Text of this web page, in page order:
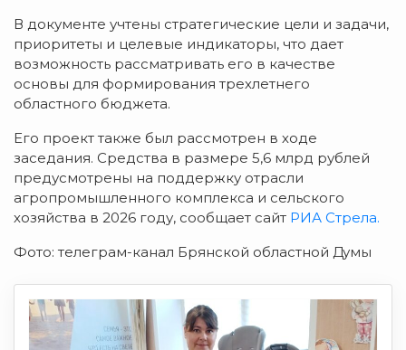
В документе учтены стратегические цели и задачи,
приоритеты и целевые индикаторы, что дает
возможность рассматривать его в качестве
основы для формирования трехлетнего
областного бюджета.
Его проект также был рассмотрен в ходе
заседания. Средства в размере 5,6 млрд рублей
предусмотрены на поддержку отрасли
агропромышленного комплекса и сельского
хозяйства в 2026 году, сообщает сайт РИА Стрела.
Фото: телеграм-канал Брянской областной Думы